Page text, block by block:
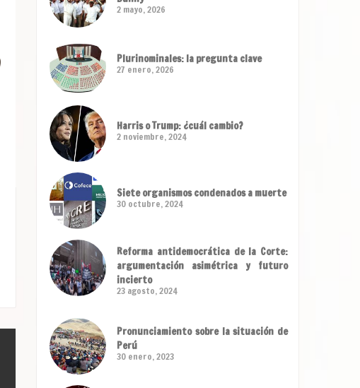
2 mayo, 2026
Plurinominales: la pregunta clave
27 enero, 2026
Harris o Trump: ¿cuál cambio?
2 noviembre, 2024
Siete organismos condenados a muerte
30 octubre, 2024
Reforma antidemocrática de la Corte:
argumentación asimétrica y futuro
incierto
23 agosto, 2024
Pronunciamiento sobre la situación de
Perú
30 enero, 2023